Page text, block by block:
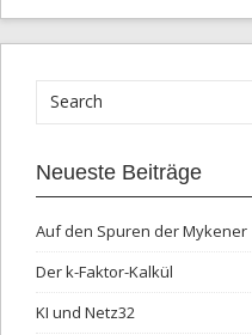
Neueste Beiträge
Auf den Spuren der Mykener
Der k-Faktor-Kalkül
KI und Netz32